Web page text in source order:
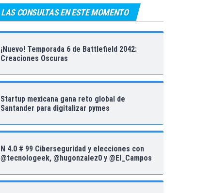
LAS CONSULTAS EN ESTE MOMENTO
¡Nuevo! Temporada 6 de Battlefield 2042:
Creaciones Oscuras
Startup mexicana gana reto global de
Santander para digitalizar pymes
N 4.0 # 99 Ciberseguridad y elecciones con
@tecnologeek, @hugonzalez0 y @El_Campos